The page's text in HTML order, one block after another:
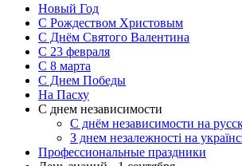
Новый Год
С Рождеством Христовым
С Днём Святого Валентина
С 23 февраля
C 8 марта
С Днем Победы
На Пасху
С днем независимости
С днём независимости на
З днем незалежності на
Профессиональные праздники